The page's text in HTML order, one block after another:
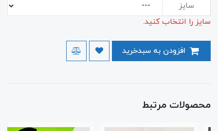
سایز
سایز را انتخاب کنید.
محصولات مرتبط